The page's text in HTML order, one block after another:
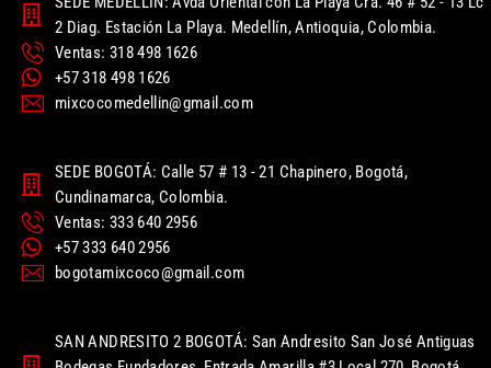
2 Diag. Estación La Playa. Medellín, Antioquia, Colombia.
Ventas: 318 498 1626
+57 318 498 1626
mixcocomedellin@gmail.com
SEDE BOGOTÁ: Calle 57 # 13 - 21 Chapinero, Bogotá,
Cundinamarca, Colombia.
Ventas: 333 640 2956
+57 333 640 2956
bogotamixcoco@gmail.com
SAN ANDRESITO 2 BOGOTÁ: San Andresito San José Antiguas